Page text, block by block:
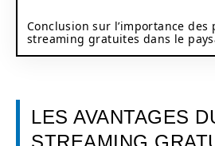
Conclusion sur l’importance des
streaming gratuites dans le
LES AVANTAGES
STREAMING